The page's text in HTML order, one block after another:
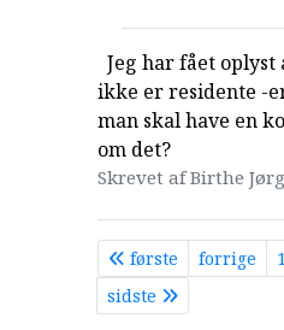
Jeg har fået
ikke er residente -
man skal have en
om det?
Skrevet af Birthe
første forrige 1
sidste